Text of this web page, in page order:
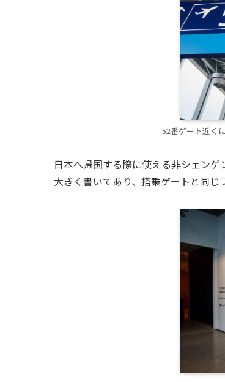
52番ゲート近く
日本へ帰国する際に使える非シェン
大きく書いてあり、搭乗ゲートと同じ